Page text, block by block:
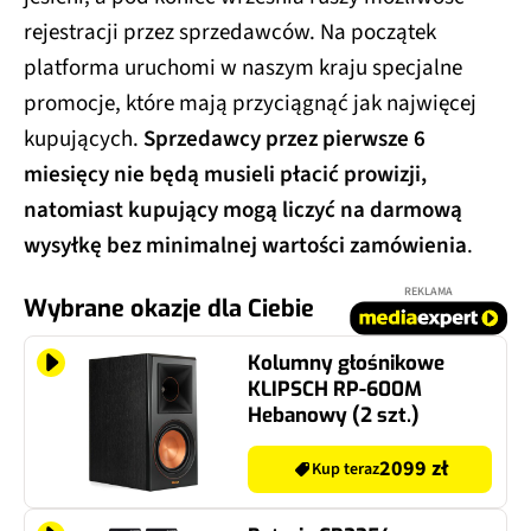
rejestracji przez sprzedawców. Na początek
platforma uruchomi w naszym kraju specjalne
promocje, które mają przyciągnąć jak najwięcej
kupujących. Sprzedawcy przez pierwsze 6
miesięcy nie będą musieli płacić prowizji,
natomiast kupujący mogą liczyć na darmową
wysyłkę bez minimalnej wartości zamówienia.
Wybrane okazje dla Ciebie
REKLAMA
Kolumny głośnikowe
KLIPSCH RP-600M
Hebanowy (2 szt.)
Kup teraz2099 zł